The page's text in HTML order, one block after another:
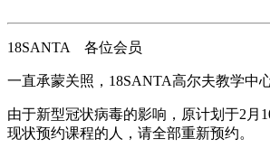
18SANTA 各位会员
一直承蒙关照，18SANTA高尔夫教学中
由于新型冠状病毒的影响，原计划于2月
现状预约课程的人，请全部重新预约。